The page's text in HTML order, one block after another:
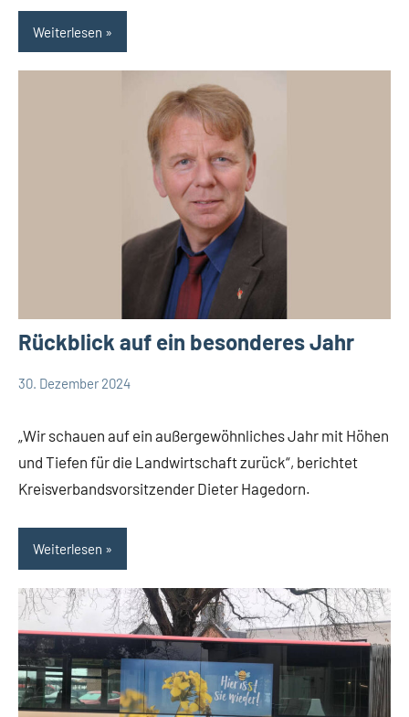
Weiterlesen
Rückblick auf ein besonderes Jahr
Wirtschaft
30. Dezember 2024
„Wir schauen auf ein außergewöhnliches Jahr mit Höhen
und Tiefen für die Landwirtschaft zurück“, berichtet
Kreisverbandsvorsitzender Dieter Hagedorn.
Weiterlesen